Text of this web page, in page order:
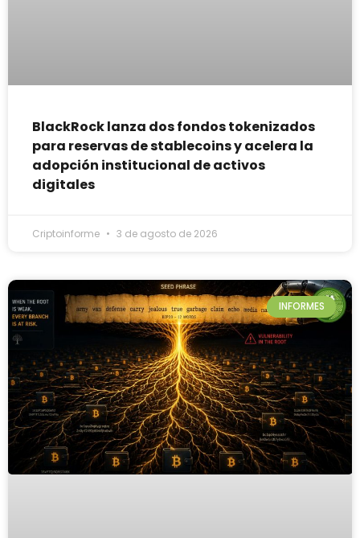
BlackRock lanza dos fondos tokenizados
para reservas de stablecoins y acelera la
adopción institucional de activos
digitales
Criptoinforme 3 de agosto de 2026
INFORMES